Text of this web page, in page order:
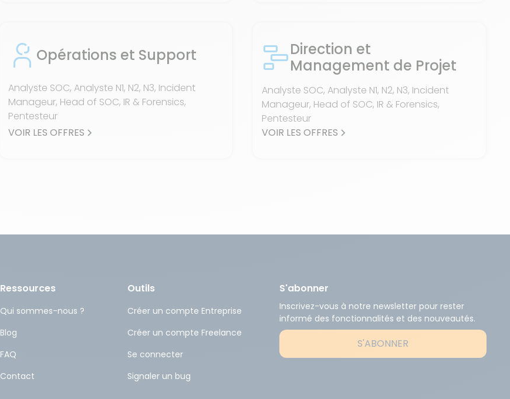
Opérations et Support
Analyste SOC, Analyste N1, N2, N3, Incident
Manageur, Head of SOC, IR & Forensics,
Pentesteur
VOIR LES OFFRES
Direction et
Management de Projet
Analyste SOC, Analyste N1, N2, N3, Incident
Manageur, Head of SOC, IR & Forensics,
Pentesteur
VOIR LES OFFRES
Ressources
Qui sommes-nous ?
Blog
FAQ
Contact
Outils
Créer un compte Entreprise
Créer un compte Freelance
Se connecter
Signaler un bug
S'abonner
Inscrivez-vous à notre newsletter pour rester
informé des fonctionnalités et des nouveautés.
S'ABONNER